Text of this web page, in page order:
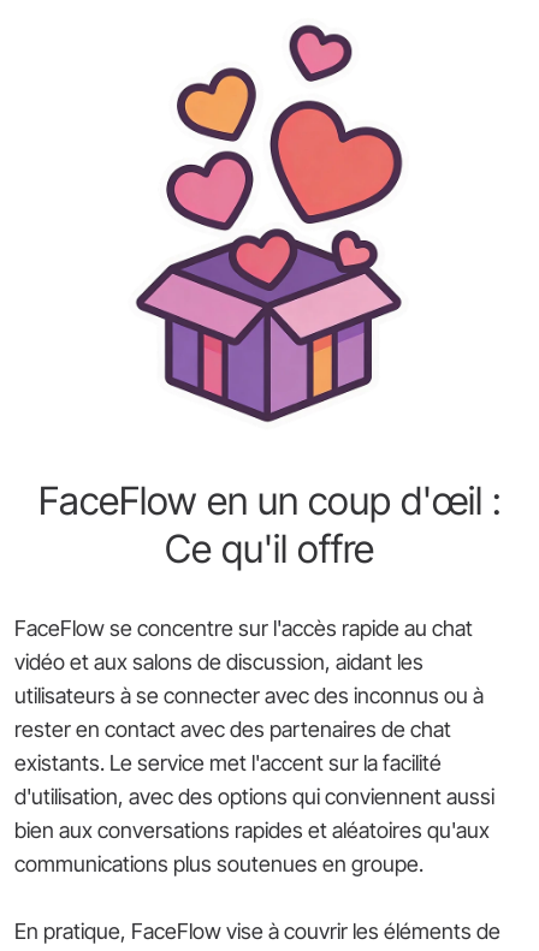
FaceFlow en un coup d'œil :
Ce qu'il offre
FaceFlow se concentre sur l'accès rapide au chat
vidéo et aux salons de discussion, aidant les
utilisateurs à se connecter avec des inconnus ou à
rester en contact avec des partenaires de chat
existants. Le service met l'accent sur la facilité
d'utilisation, avec des options qui conviennent aussi
bien aux conversations rapides et aléatoires qu'aux
communications plus soutenues en groupe.
En pratique, FaceFlow vise à couvrir les éléments de